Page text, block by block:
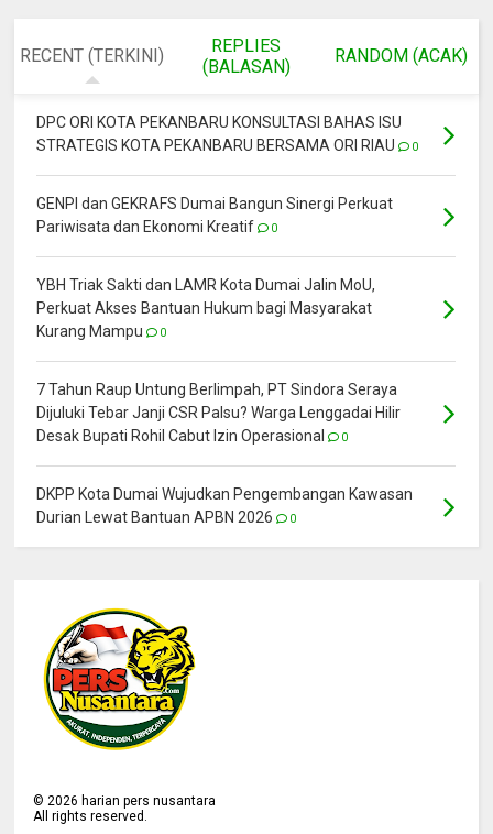
RECENT (TERKINI)
REPLIES
(BALASAN)
RANDOM (ACAK)
DPC ORI KOTA PEKANBARU KONSULTASI BAHAS ISU
STRATEGIS KOTA PEKANBARU BERSAMA ORI RIAU
0
GENPI dan GEKRAFS Dumai Bangun Sinergi Perkuat
Pariwisata dan Ekonomi Kreatif
0
YBH Triak Sakti dan LAMR Kota Dumai Jalin MoU,
Perkuat Akses Bantuan Hukum bagi Masyarakat
Kurang Mampu
0
7 Tahun Raup Untung Berlimpah, PT Sindora Seraya
Dijuluki Tebar Janji CSR Palsu? Warga Lenggadai Hilir
Desak Bupati Rohil Cabut Izin Operasional
0
DKPP Kota Dumai Wujudkan Pengembangan Kawasan
Durian Lewat Bantuan APBN 2026
0
©2026 harian pers nusantara
All rights reserved.